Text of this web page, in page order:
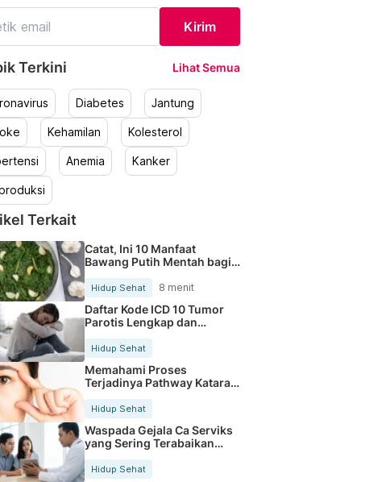
Kirim
Terkini Lihat Semua
Diabetes Jantung
Kehamilan Kolesterol
Anemia Kanker
Terkait
Catat, Ini 10 Manfaat
Bawang Putih Mentah bagi
Hidup Sehat 8 menit
Daftar Kode ICD 10 Tumor
Parotis Lengkap dan
Hidup Sehat
Memahami Proses
Terjadinya Pathway Katarak
Hidup Sehat
Waspada Gejala Ca Serviks
yang Sering Terabaikan
Hidup Sehat